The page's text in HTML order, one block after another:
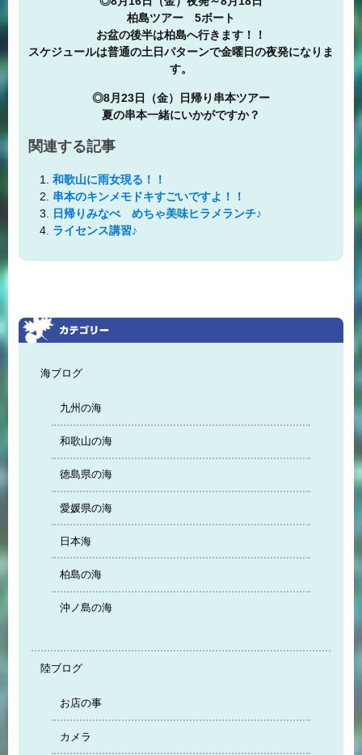
柏島ツアー 5ボート
お盆の後半は柏島へ行きます！！
スケジュールは普通の土日パターンで金曜日の夜発になりま
す。
◎8月23日（金）日帰り串本ツアー
夏の串本一緒にいかがですか？
関連する記事
和歌山に雨女現る！！
串本のキンメモドキすごいですよ！！
日帰りみなべ めちゃ美味ヒラメランチ♪
ライセンス講習♪
海ブログ
九州の海
和歌山の海
徳島県の海
愛媛県の海
日本海
柏島の海
沖ノ島の海
陸ブログ
お店の事
カメラ